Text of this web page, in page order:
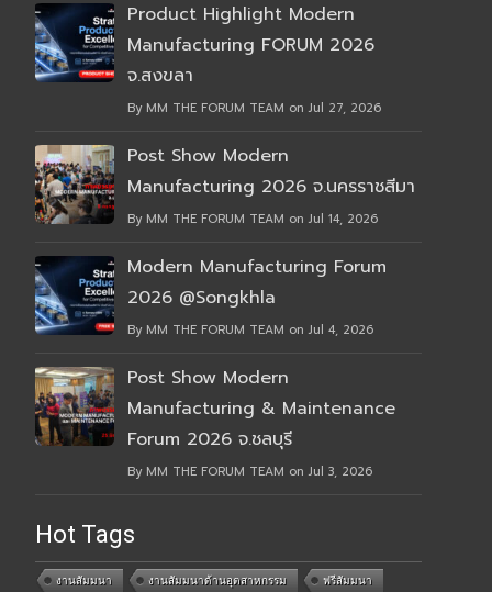
Product Highlight Modern
Manufacturing FORUM 2026
จ.สงขลา
By MM THE FORUM TEAM on Jul 27, 2026
Post Show Modern
Manufacturing 2026 จ.นครราชสีมา
By MM THE FORUM TEAM on Jul 14, 2026
Modern Manufacturing Forum
2026 @Songkhla
By MM THE FORUM TEAM on Jul 4, 2026
Post Show Modern
Manufacturing & Maintenance
Forum 2026 จ.ชลบุรี
By MM THE FORUM TEAM on Jul 3, 2026
Hot Tags
งานสัมมนา งานสัมมนาด้านอุตสาหกรรม ฟรีสัมมนา